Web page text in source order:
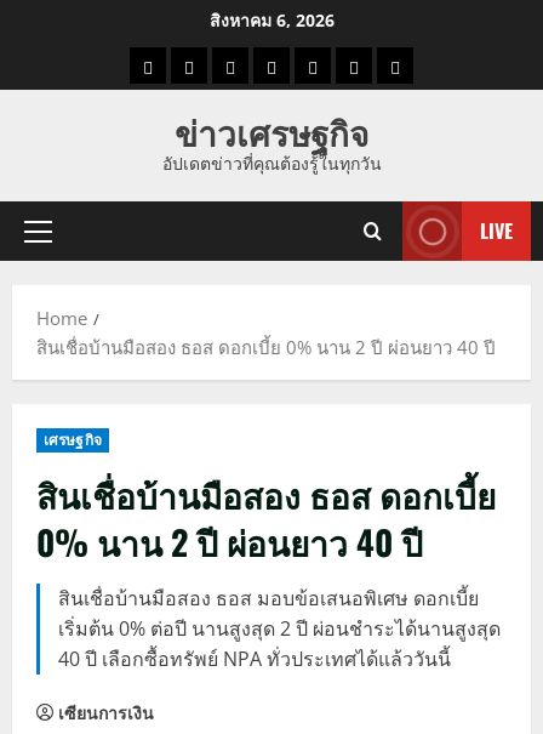
สิงหาคม 6, 2026
ราคาแนว
ราคา
ทอง
ข่าว
นี้
ข่าว
ดูด
ที่
ผู้ชาย
ข่าวเศรษฐกิจ
อัปเดตข่าวที่คุณต้องรู้ในทุกวัน
Primary
LIVE
Home
สินเชื่อบ้านมือสอง ธอส ดอกเบี้ย 0% นาน 2 ปี ผ่อนยาว 40 ปี
เศรษฐกิจ
สินเชื่อบ้านมือสอง ธอส ดอกเบี้ย
0% นาน 2 ปี ผ่อนยาว 40 ปี
สินเชื่อบ้านมือสอง ธอส มอบข้อเสนอพิเศษ ดอกเบี้ย
เริ่มต้น 0% ต่อปี นานสูงสุด 2 ปี ผ่อนชำระได้นานสูงสุด
40 ปี เลือกซื้อทรัพย์ NPA ทั่วประเทศได้แล้ววันนี้
เซียนการเงิน